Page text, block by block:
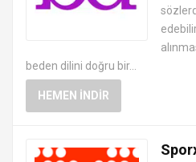
beden dilini doğru bir...
HEMEN İNDIR